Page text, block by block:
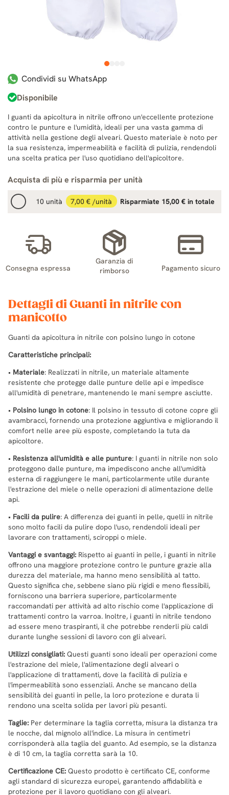
1
Condividi su WhatsApp
Disponibile
Acquista di più e risparmia per unità
10 unità 7,00 € /unità Risparmiate 15,00 € in totale
I guanti da apicoltura in nitrile offrono un'eccellente protezione
contro le punture e l'umidità, ideali per una vasta gamma di
attività nella gestione degli alveari. Questo materiale è noto per
la sua resistenza, impermeabilità e facilità di pulizia, rendendoli
una scelta pratica per l'uso quotidiano dell'apicoltore.
Consegna espressa
Garanzia di
rimborso
Pagamento sicuro
Dettagli di Guanti in nitrile con
manicotto
Guanti da apicoltura in nitrile con polsino lungo in cotone
Caratteristiche principali:
• Materiale: Realizzati in nitrile, un materiale altamente
resistente che protegge dalle punture delle api e impedisce
all'umidità di penetrare, mantenendo le mani sempre asciutte.
• Polsino lungo in cotone: Il polsino in tessuto di cotone copre gli
avambracci, fornendo una protezione aggiuntiva e migliorando il
comfort nelle aree più esposte, completando la tuta da
apicoltore.
• Resistenza all'umidità e alle punture: I guanti in nitrile non solo
proteggono dalle punture, ma impediscono anche all'umidità
esterna di raggiungere le mani, particolarmente utile durante
l'estrazione del miele o nelle operazioni di alimentazione delle
api.
• Facili da pulire: A differenza dei guanti in pelle, quelli in nitrile
sono molto facili da pulire dopo l'uso, rendendoli ideali per
lavorare con trattamenti, sciroppi o miele.
Vantaggi e svantaggi: Rispetto ai guanti in pelle, i guanti in nitrile
offrono una maggiore protezione contro le punture grazie alla
durezza del materiale, ma hanno meno sensibilità al tatto.
Questo significa che, sebbene siano più rigidi e meno flessibili,
forniscono una barriera superiore, particolarmente
raccomandati per attività ad alto rischio come l'applicazione di
trattamenti contro la varroa. Inoltre, i guanti in nitrile tendono
ad essere meno traspiranti, il che potrebbe renderli più caldi
durante lunghe sessioni di lavoro con gli alveari.
Utilizzi consigliati: Questi guanti sono ideali per operazioni come
l'estrazione del miele, l'alimentazione degli alveari o
l'applicazione di trattamenti, dove la facilità di pulizia e
l'impermeabilità sono essenziali. Anche se mancano della
sensibilità dei guanti in pelle, la loro protezione e durata li
rendono una scelta solida per lavori più pesanti.
Taglie: Per determinare la taglia corretta, misura la distanza tra
le nocche, dal mignolo all'indice. La misura in centimetri
corrisponderà alla taglia del guanto. Ad esempio, se la distanza
è di 10 cm, la taglia corretta sarà la 10.
Certificazione CE: Questo prodotto è certificato CE, conforme
agli standard di sicurezza europei, garantendo affidabilità e
protezione per il lavoro quotidiano con gli alveari.